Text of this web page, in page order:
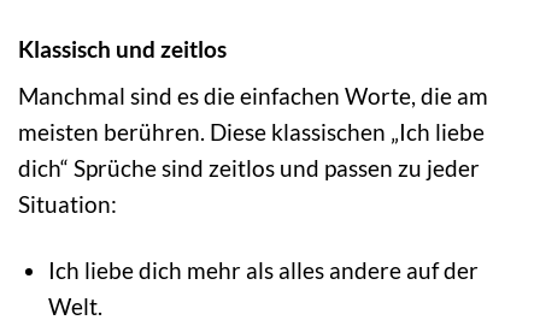
Klassisch und zeitlos
Manchmal sind es die einfachen Worte, die am
meisten berühren. Diese klassischen „Ich liebe
dich“ Sprüche sind zeitlos und passen zu jeder
Situation:
Ich liebe dich mehr als alles andere auf der
Welt.